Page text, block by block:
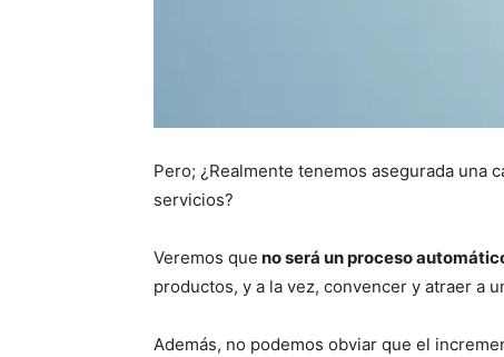
Pero; ¿Realmente tenemos asegurada
servicios?
Veremos que no será un proceso
productos, y a la vez, convencer y atraer a
Además, no podemos obviar que el